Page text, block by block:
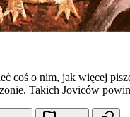
coś o nim, jak więcej
Takich Joviców